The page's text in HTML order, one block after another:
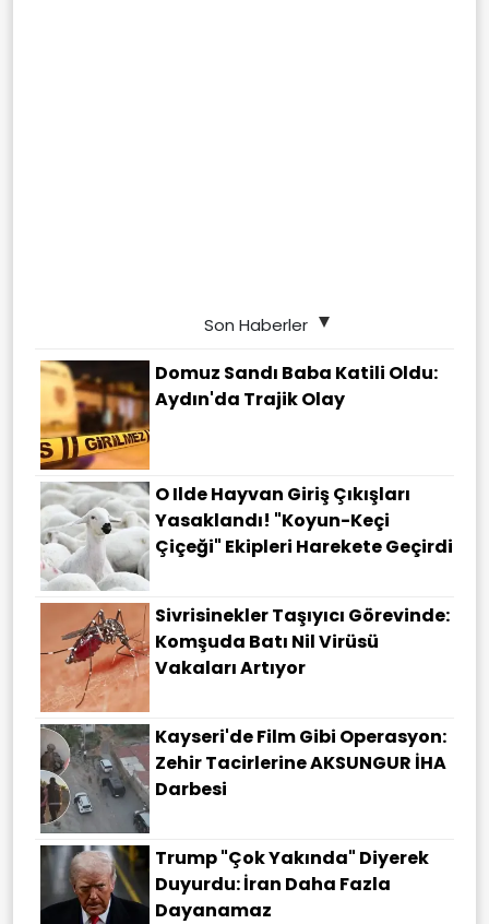
Son Haberler
Domuz Sandı Baba Katili Oldu:
Aydın'da Trajik Olay
O Ilde Hayvan Giriş Çıkışları
Yasaklandı! "Koyun-Keçi
Çiçeği" Ekipleri Harekete Geçirdi
Sivrisinekler Taşıyıcı Görevinde:
Komşuda Batı Nil Virüsü
Vakaları Artıyor
Kayseri'de Film Gibi Operasyon:
Zehir Tacirlerine AKSUNGUR İHA
Darbesi
Trump "çok Yakında" Diyerek
Duyurdu: İran Daha Fazla
Dayanamaz